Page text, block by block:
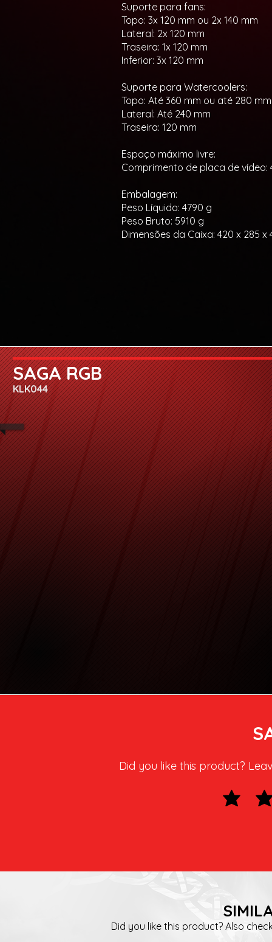
Suporte para fans:
Topo: 3x 120 mm ou 2x 140 mm
Lateral: 2x 120 mm
Traseira: 1x 120 mm
Inferior: 3x 120 mm
Suporte para Watercoolers:
Topo: Até 360 mm ou até 280 mm
Lateral: Até 240 mm
Traseira: 120 mm
Espaço máximo livre:
Comprimento de placa de vídeo:
Embalagem:
Peso Líquido: 4790 g
Peso Bruto: 5910 g
Dimensões da Caixa: 420 x 285 x
SAGA RGB
KLK044
Did you like this product?
Did you like this product? Also